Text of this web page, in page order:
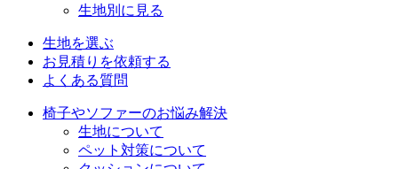
生地別に見る
生地を選ぶ
お見積りを依頼する
よくある質問
椅子やソファーのお悩み解決
生地について
ペット対策について